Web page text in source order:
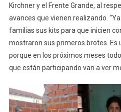
Kirchner y el Frente Grande, al
avances que vienen realizando.
familias sus kits para que inicien
mostraron sus primeros brotes. Es
porque en los próximos meses
que están participando van a ver